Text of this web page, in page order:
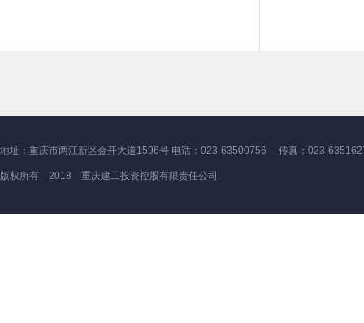
地址：重庆市两江新区金开大道1596号 电话：023-63500756 传真：023-
版权所有 2018 重庆建工投资控股有限责任公司.